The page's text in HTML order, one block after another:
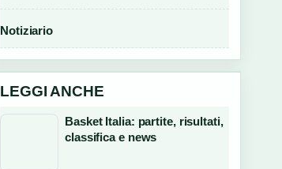
Notiziario
LEGGI ANCHE
Basket Italia: partite, risultati,
classifica e news